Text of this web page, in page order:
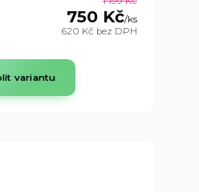
750 Kč/ks
620 Kč bez DPH
variantu